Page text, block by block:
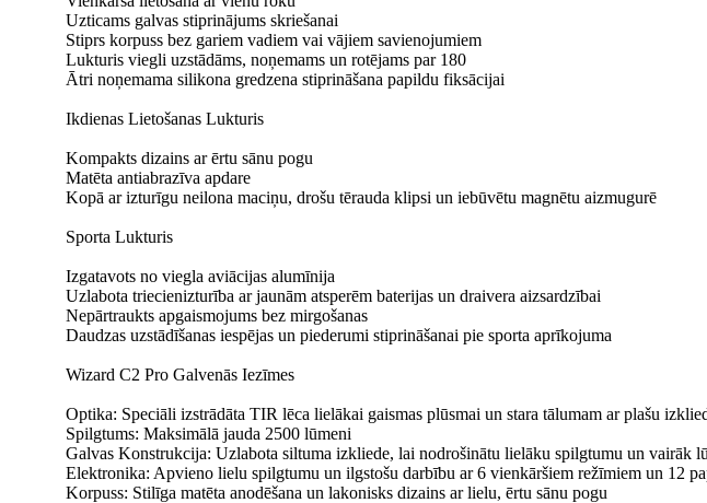
Uzticams galvas stiprinājums skriešanai
Stiprs korpuss bez gariem vadiem vai vājiem savienojumiem
Lukturis viegli uzstādāms, noņemams un rotējams par 180
Ātri noņemama silikona gredzena stiprināšana papildu fiksācijai
Ikdienas Lietošanas Lukturis
Kompakts dizains ar ērtu sānu pogu
Matēta antiabrazīva apdare
Kopā ar izturīgu neilona maciņu, drošu tērauda klipsi un iebūvētu magnētu aizmugurē
Sporta Lukturis
Izgatavots no viegla aviācijas alumīnija
Uzlabota triecienizturība ar jaunām atsperēm baterijas un draivera aizsardzībai
Nepārtraukts apgaismojums bez mirgošanas
Daudzas uzstādīšanas iespējas un piederumi stiprināšanai pie sporta aprīkojuma
Wizard C2 Pro Galvenās Iezīmes
Optika: Speciāli izstrādāta TIR lēca lielākai gaismas plūsmai un stara tālumam ar plašu
Spilgtums: Maksimālā jauda 2500 lūmeni
Galvas Konstrukcija: Uzlabota siltuma izkliede, lai nodrošinātu lielāku spilgtumu un vairāk
Elektronika: Apvieno lielu spilgtumu un ilgstošu darbību ar 6 vienkāršiem režīmiem un 12
Korpuss: Stilīga matēta anodēšana un lakonisks dizains ar lielu, ērtu sānu pogu